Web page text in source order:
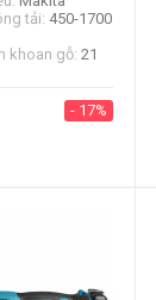
tải: 450-1700
khoan gỗ: 21
- 17%